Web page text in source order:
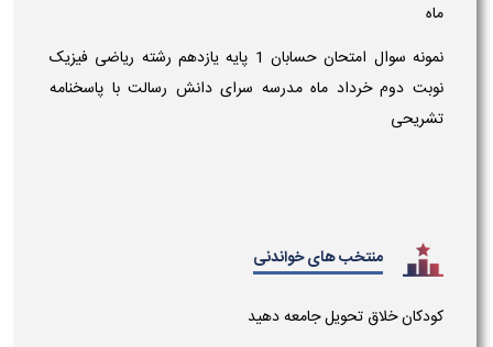
ماه
نمونه سوال امتحان حسابان 1 پایه یازدهم رشته ریاضی فیزیک
نوبت دوم خرداد ماه مدرسه سرای دانش رسالت با پاسخنامه
تشریحی
منتخب های خواندنی
کودکان خلاق تحویل جامعه دهید